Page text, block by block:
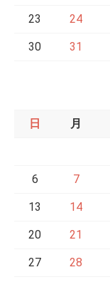
23 24
30 31
日 月
6 7
13 14
20 21
27 28